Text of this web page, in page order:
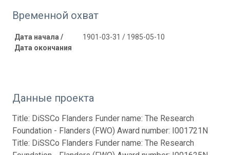
Временной охват
Дата начала /
Дата окончания
1901-03-31 / 1985-05-10
Данные проекта
Title: DiSSCo Flanders Funder name: The Research
Foundation - Flanders (FWO) Award number: I001721N
Title: DiSSCo Flanders Funder name: The Research